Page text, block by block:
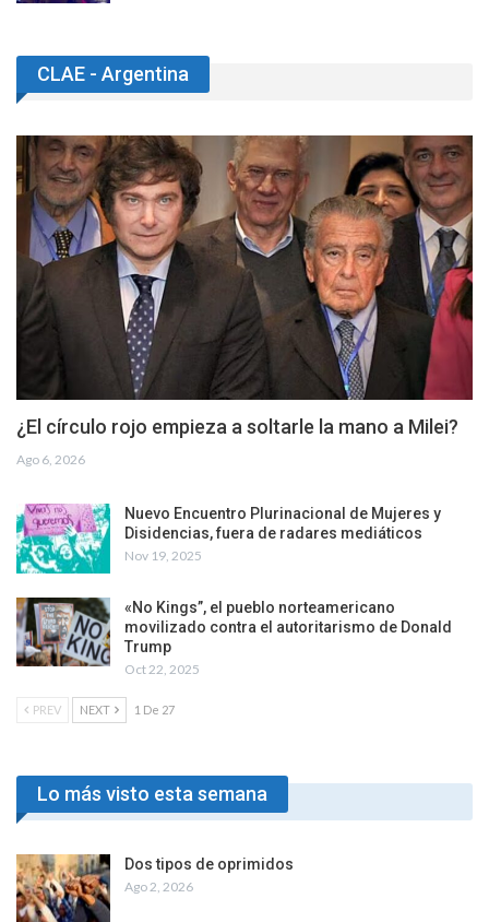
CLAE - Argentina
¿El círculo rojo empieza a soltarle la mano a Milei?
Ago 6, 2026
Nuevo Encuentro Plurinacional de Mujeres y
Disidencias, fuera de radares mediáticos
Nov 19, 2025
«No Kings”, el pueblo norteamericano
movilizado contra el autoritarismo de Donald
Trump
Oct 22, 2025
PREV NEXT 1 De 27
Lo más visto esta semana
Dos tipos de oprimidos
Ago 2, 2026